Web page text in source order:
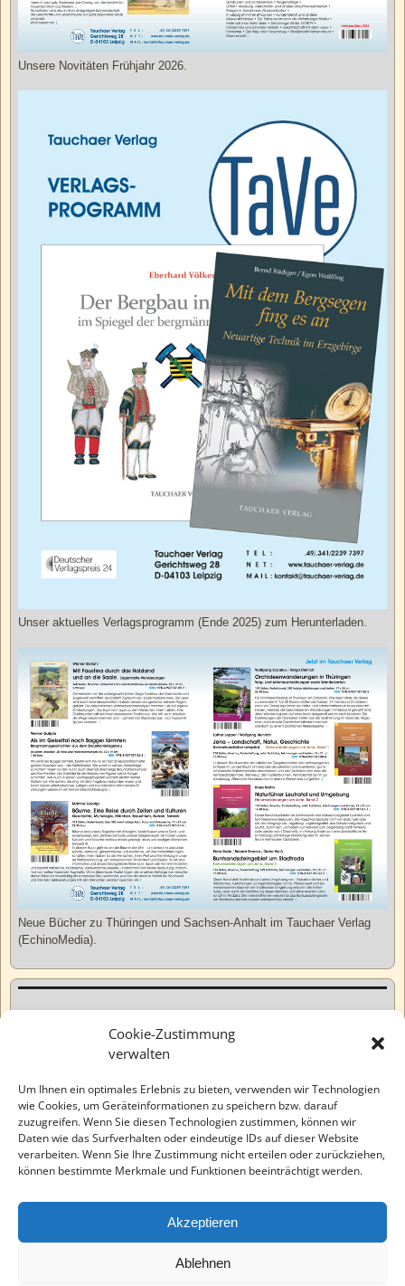
Cookie-Zustimmung
verwalten
Um Ihnen ein optimales Erlebnis zu bieten, verwenden wir Technologien
wie Cookies, um Geräteinformationen zu speichern bzw. darauf
zuzugreifen. Wenn Sie diesen Technologien zustimmen, können wir
Daten wie das Surfverhalten oder eindeutige IDs auf dieser Website
verarbeiten. Wenn Sie Ihre Zustimmung nicht erteilen oder zurückziehen,
können bestimmte Merkmale und Funktionen beeinträchtigt werden.
Akzeptieren
Ablehnen
Unsere Novitäten Frühjahr 2026.
Unser aktuelles Verlagsprogramm (Ende 2025) zum Herunterladen.
Neue Bücher zu Thüringen und Sachsen-Anhalt im Tauchaer Verlag
(EchinoMedia).
Varia